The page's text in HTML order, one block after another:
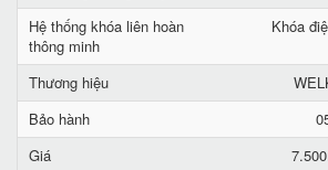
Hệ thống khóa liên hoàn
thông minh
Khóa
Thương hiệu
Bảo hành
Giá